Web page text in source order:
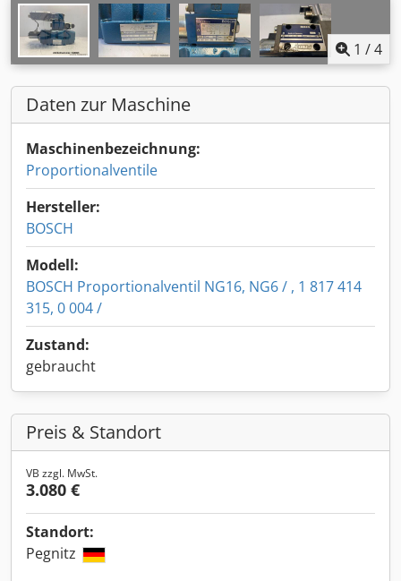
1 /4
Daten zur Maschine
Maschinenbezeichnung:
Proportionalventile
Hersteller:
BOSCH
Modell:
BOSCH Proportionalventil NG16, NG6 / , 1 817 414
315, 0 004 /
Zustand:
gebraucht
Preis & Standort
VB zzgl. MwSt.
3.080 €
Standort:
Pegnitz